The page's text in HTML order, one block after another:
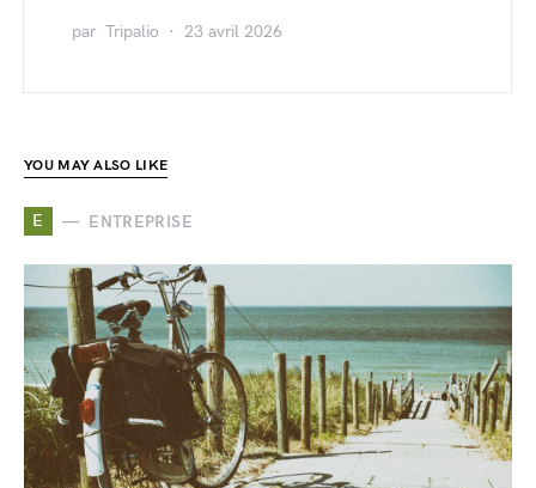
par Tripalio 23 avril 2026
YOU MAY ALSO LIKE
E ENTREPRISE